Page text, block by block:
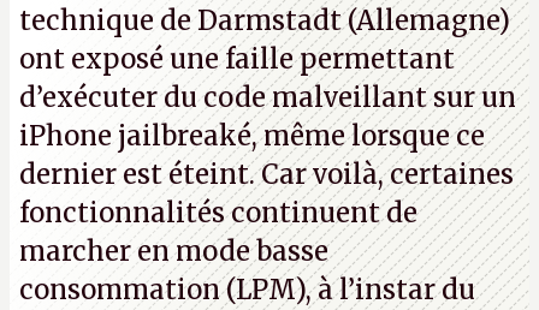
technique de Darmstadt (Allemagne)
ont exposé une faille permettant
d’exécuter du code malveillant sur un
iPhone jailbreaké, même lorsque ce
dernier est éteint. Car voilà, certaines
fonctionnalités continuent de
marcher en mode basse
consommation (LPM), à l’instar du